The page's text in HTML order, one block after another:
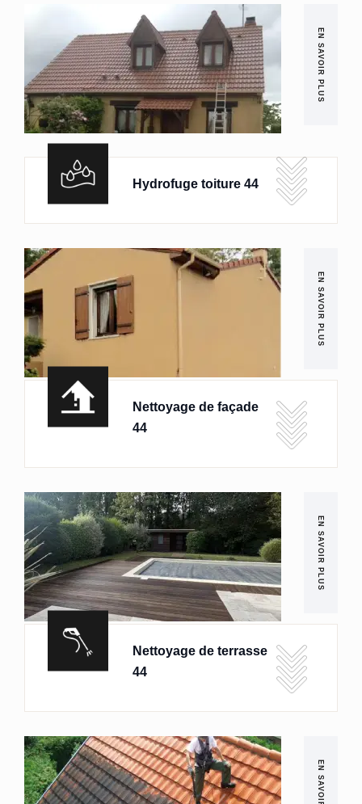
EN SAVOIR PLUS
Hydrofuge toiture 44
EN SAVOIR PLUS
Nettoyage de façade
44
EN SAVOIR PLUS
Nettoyage de terrasse
44